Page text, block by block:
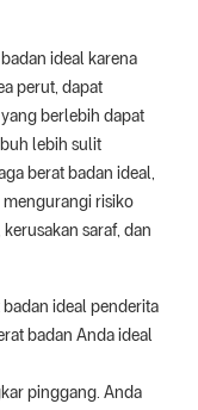
ideal karena
perut, dapat
berlebih dapat
lebih sulit
berat badan ideal,
risiko
saraf, dan
ideal penderita
badan Anda ideal
pinggang. Anda